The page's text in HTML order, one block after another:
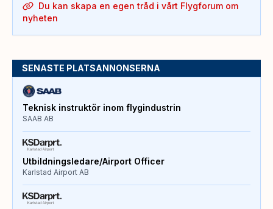
Du kan skapa en egen tråd i vårt Flygforum om
nyheten
SENASTE PLATSANNONSERNA
Teknisk instruktör inom flygindustrin
SAAB AB
Utbildningsledare/Airport Officer
Karlstad Airport AB